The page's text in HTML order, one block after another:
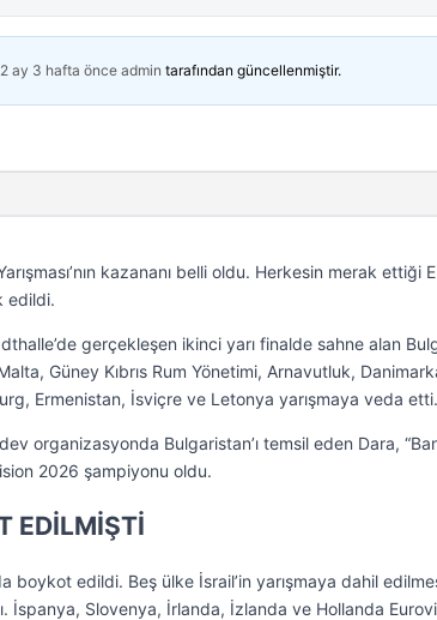
2 ay 3 hafta önce admin tarafından güncellenmiştir.
kazananı belli oldu. Herkesin merak ettiği
edildi.
gerçekleşen ikinci yarı finalde sahne alan
Güney Kıbrıs Rum Yönetimi, Arnavutluk,
Ermenistan, İsviçre ve Letonya yarışmaya veda etti.
organizasyonda Bulgaristan’ı temsil eden Dara,
2026 şampiyonu oldu.
EDİLMİŞTİ
boykot edildi. Beş ülke İsrail’in yarışmaya dahil
İspanya, Slovenya, İrlanda, İzlanda ve Hollanda